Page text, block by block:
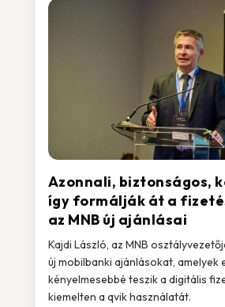
Azonnali, biztonságos,
így formálják át a
az MNB új ajánlásai
Kajdi László, az MNB
új mobilbanki ajánlásokat, amelyek
kényelmesebbé teszik a digitális
kiemelten a qvik használatát.